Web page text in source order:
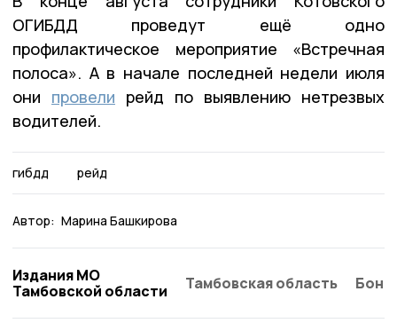
ОГИБДД проведут ещё одно
профилактическое мероприятие «Встречная
полоса». А в начале последней недели июля
они провели рейд по выявлению нетрезвых
водителей.
гибдд рейд
Автор: Марина Башкирова
Издания МО
Тамбовской области
Тамбовская область